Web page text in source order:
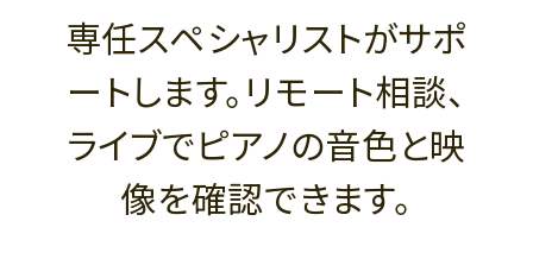
専任スペシャリストがサポ
ートします。リモート相談、
ライブでピアノの音色と映
像を確認できます。